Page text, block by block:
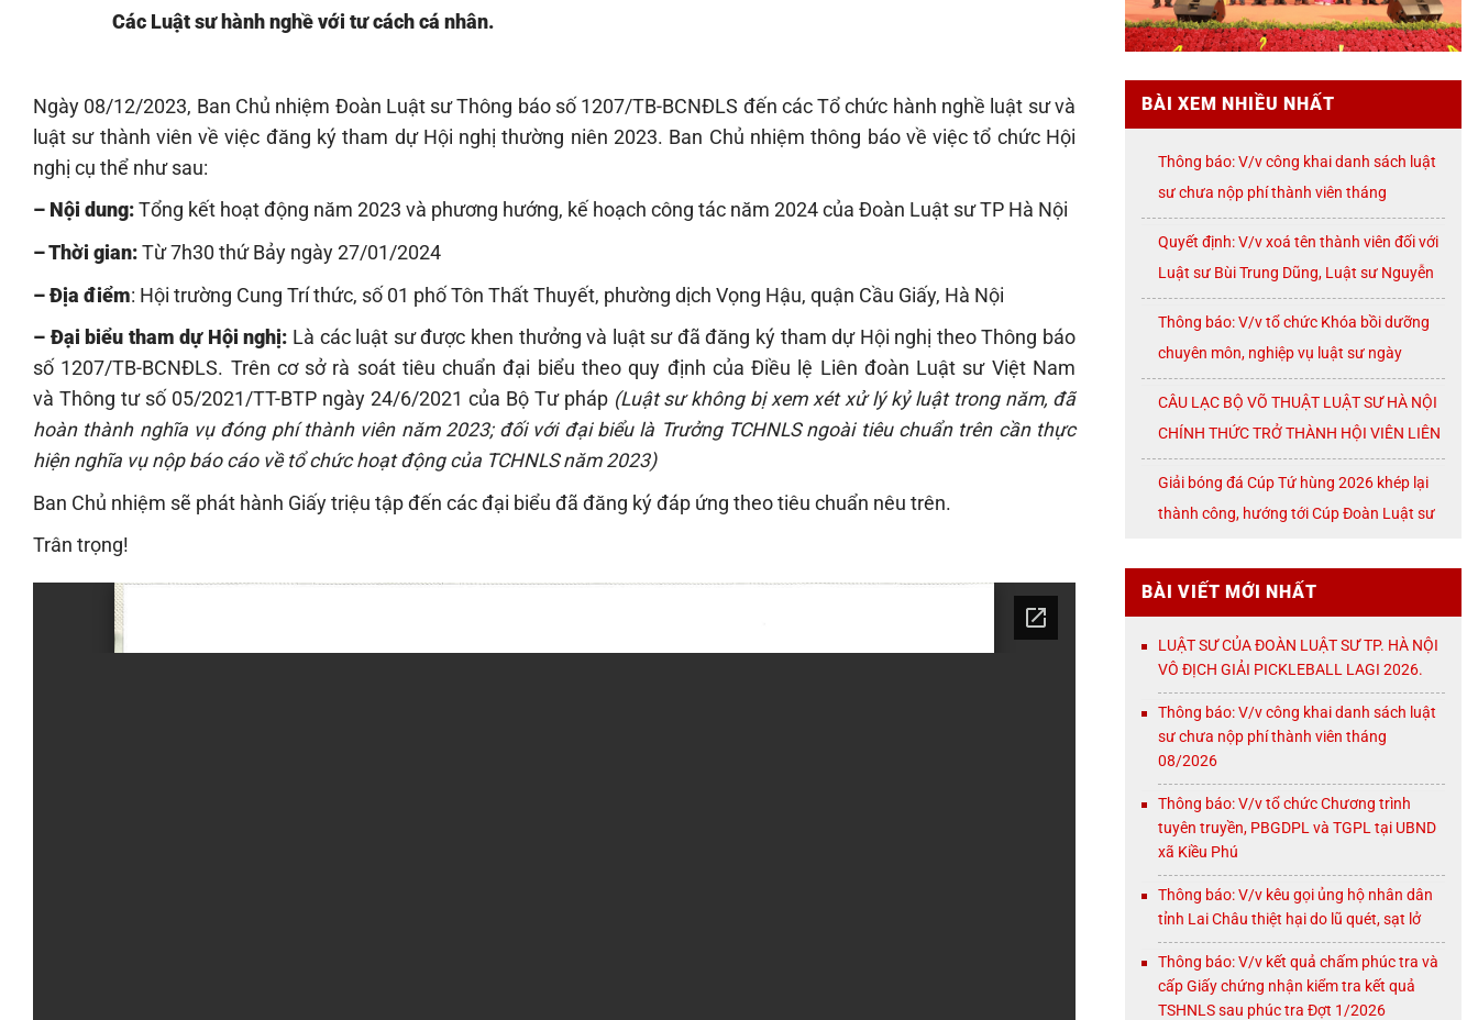
Các Luật sư hành nghề với tư cách cá nhân.
Ngày 08/12/2023, Ban Chủ nhiệm Đoàn Luật sư Thông báo số 1207/TB-BCNĐLS đến các Tổ chức hành nghề luật sư và
luật sư thành viên về việc đăng ký tham dự Hội nghị thường niên 2023. Ban Chủ nhiệm thông báo về việc tổ chức Hội
nghị cụ thể như sau:
– Nội dung: Tổng kết hoạt động năm 2023 và phương hướng, kế hoạch công tác năm 2024 của Đoàn Luật sư TP Hà Nội
– Thời gian: Từ 7h30 thứ Bảy ngày 27/01/2024
– Địa điểm: Hội trường Cung Trí thức, số 01 phố Tôn Thất Thuyết, phường dịch Vọng Hậu, quận Cầu Giấy, Hà Nội
– Đại biểu tham dự Hội nghị: Là các luật sư được khen thưởng và luật sư đã đăng ký tham dự Hội nghị theo Thông báo
số 1207/TB-BCNĐLS. Trên cơ sở rà soát tiêu chuẩn đại biểu theo quy định của Điều lệ Liên đoàn Luật sư Việt Nam
và Thông tư số 05/2021/TT-BTP ngày 24/6/2021 của Bộ Tư pháp (Luật sư không bị xem xét xử lý kỷ luật trong năm, đã
hoàn thành nghĩa vụ đóng phí thành viên năm 2023; đối với đại biểu là Trưởng TCHNLS ngoài tiêu chuẩn trên cần thực
hiện nghĩa vụ nộp báo cáo về tổ chức hoạt động của TCHNLS năm 2023)
Ban Chủ nhiệm sẽ phát hành Giấy triệu tập đến các đại biểu đã đăng ký đáp ứng theo tiêu chuẩn nêu trên.
Trân trọng!
BÀI XEM NHIỀU NHẤT
Thông báo: V/v công khai danh sách luật
sư chưa nộp phí thành viên tháng
07/2026
Quyết định: V/v xoá tên thành viên đối với
Luật sư Bùi Trung Dũng, Luật sư Nguyễn
Thị Huế, Luật sư Trần Đình Triển, Luật sư
Lê Thị Oanh
Thông báo: V/v tổ chức Khóa bồi dưỡng
chuyên môn, nghiệp vụ luật sư ngày
08/8/2026 ( thứ Bảy)
CÂU LẠC BỘ VÕ THUẬT LUẬT SƯ HÀ NỘI
CHÍNH THỨC TRỞ THÀNH HỘI VIÊN LIÊN
ĐOÀN VÕ CỔ TRUYỀN THÀNH PHỐ HÀ
Giải bóng đá Cúp Tứ hùng 2026 khép lại
thành công, hướng tới Cúp Đoàn Luật sư
BÀI VIẾT MỚI NHẤT
LUẬT SƯ CỦA ĐOÀN LUẬT SƯ TP. HÀ NỘI
VÔ ĐỊCH GIẢI PICKLEBALL LAGI 2026.
Thông báo: V/v công khai danh sách luật
sư chưa nộp phí thành viên tháng
08/2026
Thông báo: V/v tổ chức Chương trình
tuyên truyền, PBGDPL và TGPL tại UBND
xã Kiều Phú
Thông báo: V/v kêu gọi ủng hộ nhân dân
tỉnh Lai Châu thiệt hại do lũ quét, sạt lở
Thông báo: V/v kết quả chấm phúc tra và
cấp Giấy chứng nhận kiểm tra kết quả
TSHNLS sau phúc tra Đợt 1/2026